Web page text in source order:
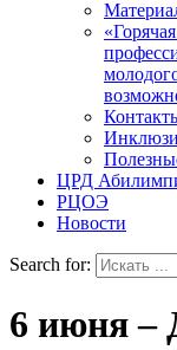
ЦРД
РЦОЭ
Новости
Search for:
6 июня –